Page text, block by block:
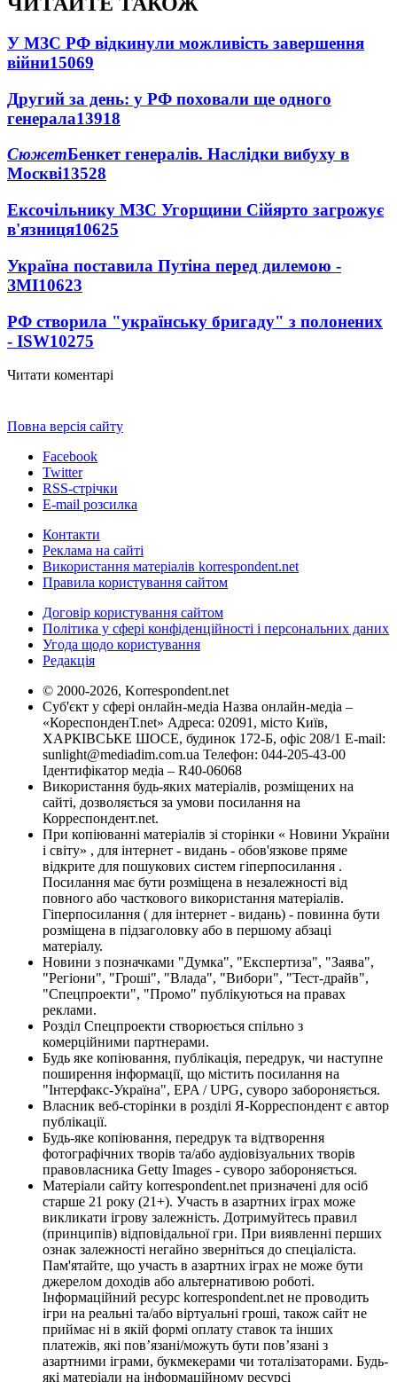
У МЗС РФ відкинули можливість завершення
війни15069
Другий за день: у РФ поховали ще одного
генерала13918
СюжетБенкет генералів. Наслідки вибуху в
Москві13528
Ексочільнику МЗС Угорщини Сійярто загрожує
в'язниця10625
Україна поставила Путіна перед дилемою -
ЗМІ10623
РФ створила "українську бригаду" з полонених
- ISW10275
Читати коментарі
Повна версія сайту
Facebook
Twitter
RSS-стрічки
E-mail розсилка
Контакти
Реклама на сайті
Використання матеріалів korrespondent.net
Правила користування сайтом
Договір користування сайтом
Політика у сфері конфіденційності і персональних даних
Угода щодо користування
Редакція
© 2000-2026, Korrespondent.net
Суб'єкт у сфері онлайн-медіа Назва онлайн-медіа –
«КореспонденТ.net» Адреса: 02091, місто Київ,
ХАРКІВСЬКЕ ШОСЕ, будинок 172-Б, офіс 208/1 E-mail:
sunlight@mediadim.com.ua Телефон: 044-205-43-00
Ідентифікатор медіа – R40-06068
Використання будь-яких матеріалів, розміщених на
сайті, дозволяється за умови посилання на
Корреспондент.net.
При копіюванні матеріалів зі сторінки « Новини України
і світу» , для інтернет - видань - обов'язкове пряме
відкрите для пошукових систем гіперпосилання .
Посилання має бути розміщена в незалежності від
повного або часткового використання матеріалів.
Гіперпосилання ( для інтернет - видань) - повинна бути
розміщена в підзаголовку або в першому абзаці
матеріалу.
Новини з позначками "Думка", "Експертиза", "Заява",
"Регіони", "Гроші", "Влада", "Вибори", "Тест-драйв",
"Спецпроекти", "Промо" публікуються на правах
реклами.
Розділ Спецпроекти створюється спільно з
комерційними партнерами.
Будь яке копіювання, публікація, передрук, чи наступне
поширення інформації, що містить посилання на
"Інтерфакс-Україна", EPA / UPG, суворо забороняється.
Власник веб-сторінки в розділі Я-Корреспондент є автор
публікації.
Будь-яке копіювання, передрук та відтворення
фотографічних творів та/або аудіовізуальних творів
правовласника Getty Images - суворо забороняється.
Матеріали сайту korrespondent.net призначені для осіб
старше 21 року (21+). Участь в азартних іграх може
викликати ігрову залежність. Дотримуйтесь правил
(принципів) відповідальної гри. При виявленні перших
ознак залежності негайно зверніться до спеціаліста.
Пам'ятайте, що участь в азартних іграх не може бути
джерелом доходів або альтернативою роботі.
Інформаційний ресурс korrespondent.net не проводить
ігри на реальні та/або віртуальні гроші, також сайт не
приймає ні в якій формі оплату ставок та інших
платежів, які пов’язані/можуть бути пов’язані з
азартними іграми, букмекерами чи тоталізаторами. Будь-
які матеріали на інформаційному ресурсі